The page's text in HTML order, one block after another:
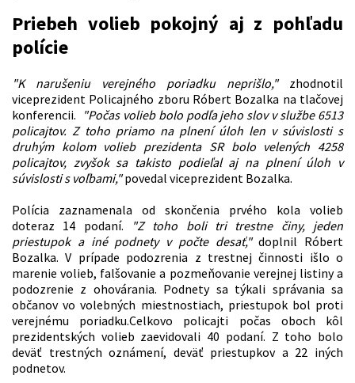
Priebeh volieb pokojný aj z pohľadu
polície
"K narušeniu verejného poriadku neprišlo,"zhodnotil
viceprezident Policajného zboru Róbert Bozalka na tlačovej
konferencii. "Počas volieb bolo podľa jeho slov v službe 6513
policajtov. Z toho priamo na plnení úloh len v súvislosti s
druhým kolom volieb prezidenta SR bolo velených 4258
policajtov, zvyšok sa takisto podieľal aj na plnení úloh v
súvislosti s voľbami,"povedal viceprezident Bozalka.
Polícia zaznamenala od skončenia prvého kola volieb
doteraz 14 podaní.
"Z toho boli tri trestne činy, jeden
priestupok a iné podnety v počte desať,"doplnil Róbert
Bozalka. V prípade podozrenia z trestnej činnosti išlo o
marenie volieb, falšovanie a pozmeňovanie verejnej listiny a
podozrenie z ohovárania. Podnety sa týkali správania sa
občanov vo volebných miestnostiach, priestupok bol proti
verejnému poriadku.Celkovo policajti počas oboch kôl
prezidentských volieb zaevidovali 40 podaní. Z toho bolo
deväť trestných oznámení, deväť priestupkov a 22 iných
podnetov.